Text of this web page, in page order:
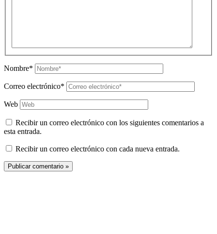
Nombre*
Correo electrónico*
Web
Recibir un correo electrónico con los siguientes comentarios a
esta entrada.
Recibir un correo electrónico con cada nueva entrada.